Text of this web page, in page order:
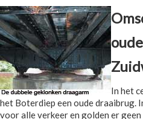
In het
het Boterdiep een oude draaibrug.
voor alle verkeer en golden er